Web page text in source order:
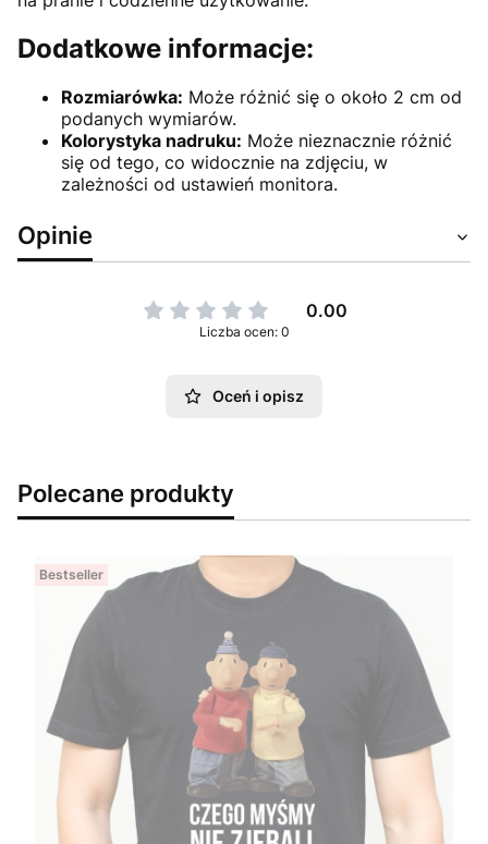
Dodatkowe informacje:
Rozmiarówka: Może różnić się o około 2 cm od
podanych wymiarów.
Kolorystyka nadruku: Może nieznacznie różnić
się od tego, co widocznie na zdjęciu, w
zależności od ustawień monitora.
Opinie
0.00
Liczba ocen: 0
Oceń i opisz
Polecane produkty
Bestseller